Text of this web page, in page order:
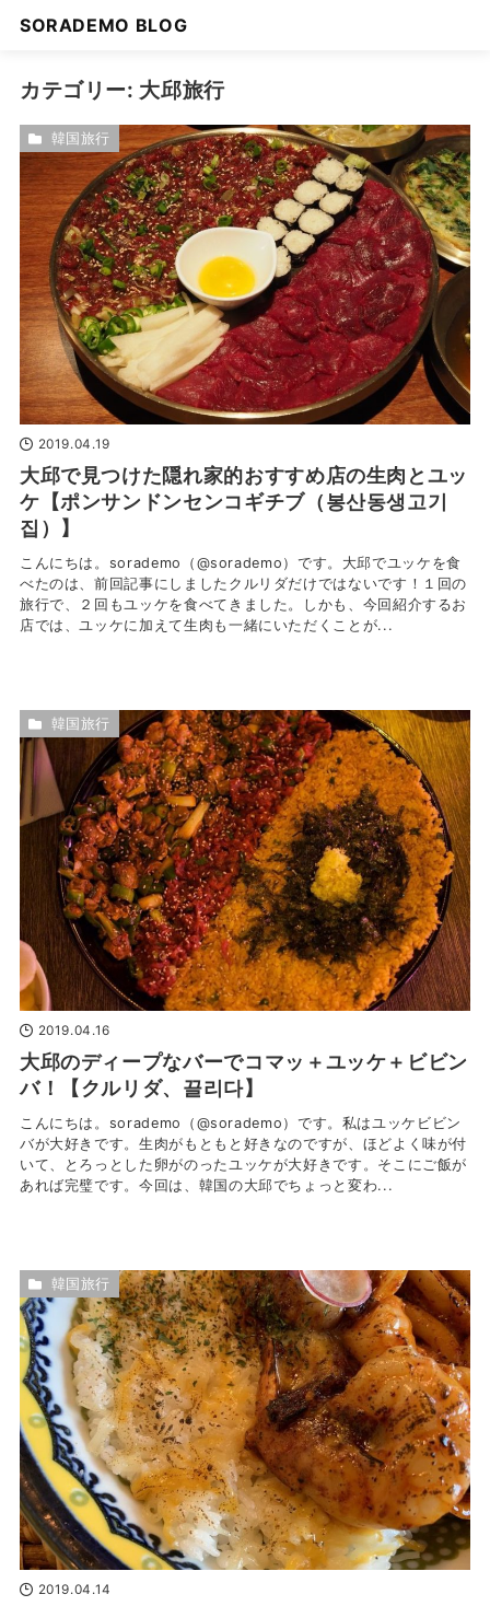
SORADEMO BLOG
カテゴリー: 大邱旅行
2019.04.19
大邱で見つけた隠れ家的おすすめ店の生肉とユッ
ケ【ポンサンドンセンコギチブ（봉산동생고기
집）】
こんにちは。sorademo（@sorademo）です。大邱でユッケを食
べたのは、前回記事にしましたクルリダだけではないです！１回の
旅行で、２回もユッケを食べてきました。しかも、今回紹介するお
店では、ユッケに加えて生肉も一緒にいただくことが...
韓国旅行
2019.04.16
大邱のディープなバーでコマッ＋ユッケ＋ビビン
バ！【クルリダ、끌리다】
こんにちは。sorademo（@sorademo）です。私はユッケビビン
バが大好きです。生肉がもともと好きなのですが、ほどよく味が付
いて、とろっとした卵がのったユッケが大好きです。そこにご飯が
あれば完璧です。今回は、韓国の大邱でちょっと変わ...
韓国旅行
2019.04.14
韓国旅行